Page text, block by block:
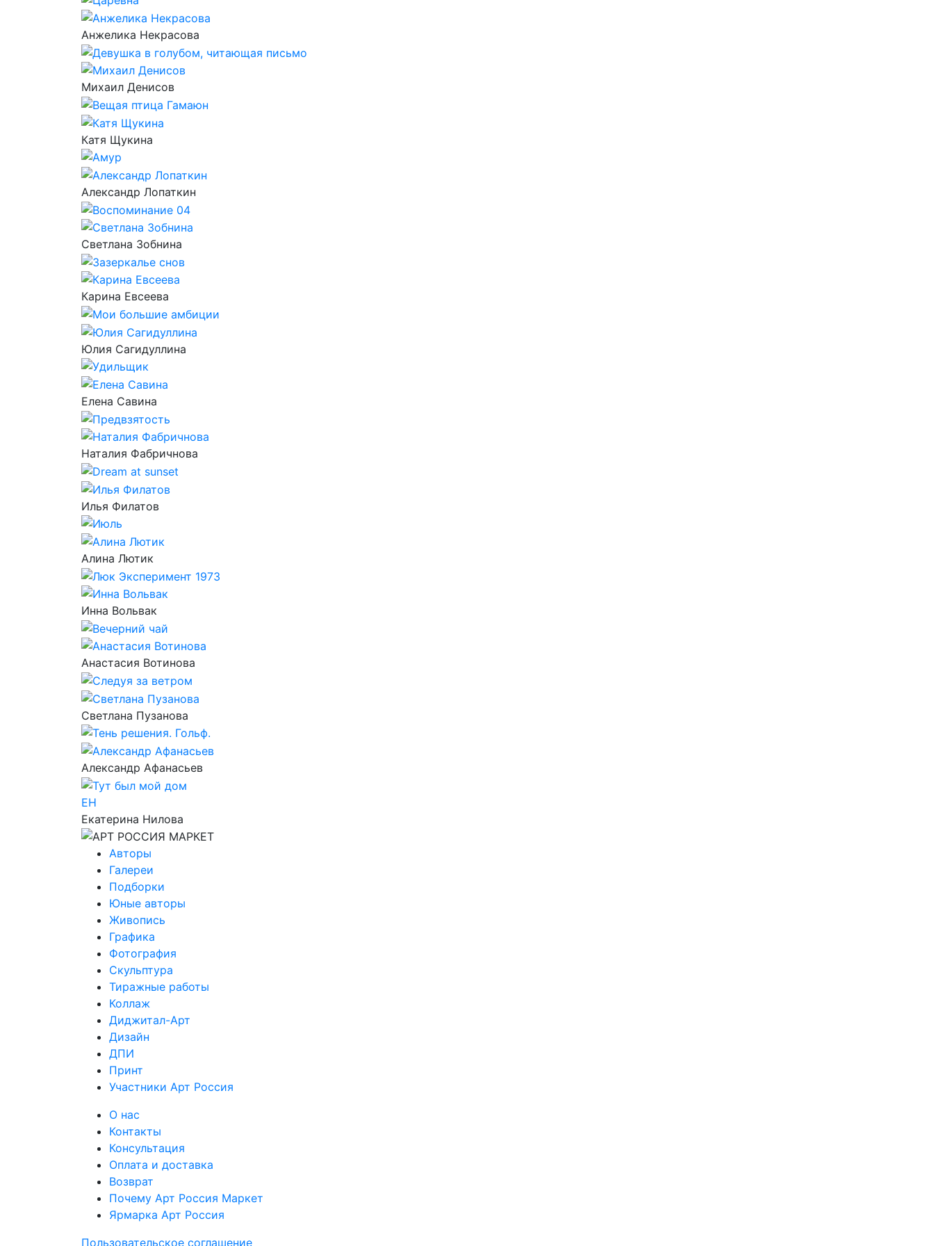
Анжелика Некрасова
Михаил Денисов
Катя Щукина
Александр Лопаткин
Светлана Зобнина
Карина Евсеева
Юлия Сагидуллина
Елена Савина
Наталия Фабричнова
Илья Филатов
Алина Лютик
Инна Вольвак
Анастасия Вотинова
Светлана Пузанова
Александр Афанасьев
ЕН
Екатерина Нилова
Авторы
Галереи
Подборки
Юные авторы
Живопись
Графика
Фотография
Скульптура
Тиражные работы
Коллаж
Диджитал-Арт
Дизайн
ДПИ
Принт
Участники Арт Россия
О нас
Контакты
Консультация
Оплата и доставка
Возврат
Почему Арт Россия Маркет
Ярмарка Арт Россия
Пользовательское соглашение